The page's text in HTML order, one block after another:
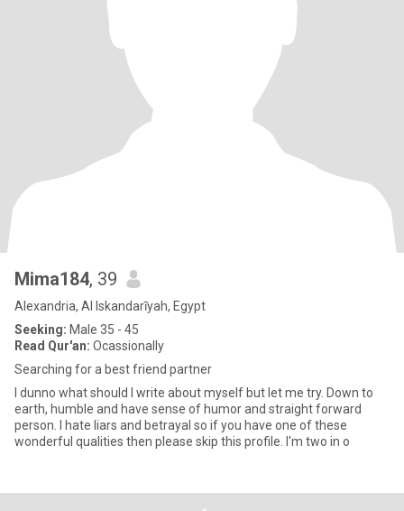
Mima184, 39
Alexandria, Al Iskandarīyah, Egypt
Seeking: Male 35 - 45
Read Qur'an: Ocassionally
Searching for a best friend partner
I dunno what should I write about myself but let me try. Down to
earth, humble and have sense of humor and straight forward
person. I hate liars and betrayal so if you have one of these
wonderful qualities then please skip this profile. I'm two in o